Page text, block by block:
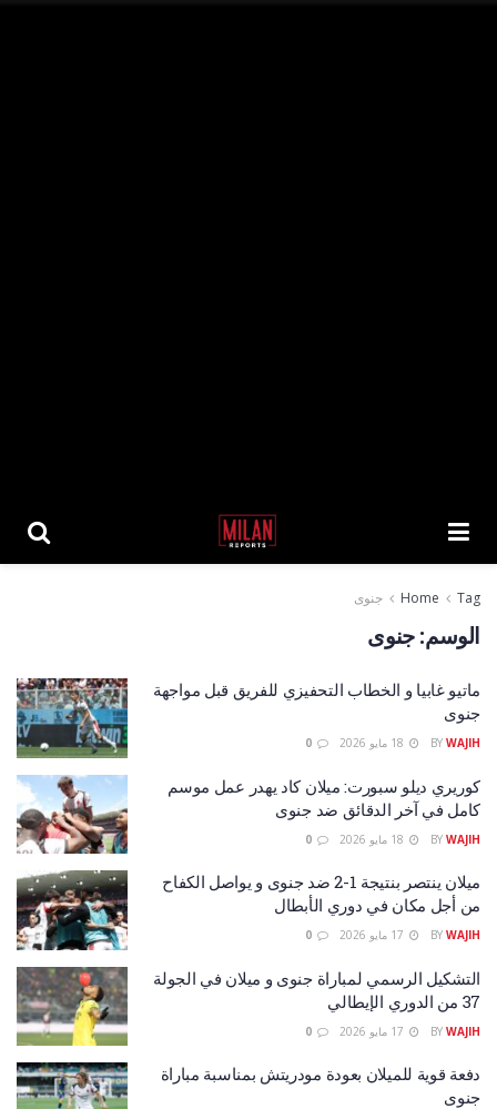
Home Tag جنوى
الوسم:جنوى
ماتيو غابيا و الخطاب التحفيزي للفريق قبل مواجهة
جنوى
BY WAJIH
كوريري ديلو سبورت: ميلان كاد يهدر عمل موسم
كامل في آخر الدقائق ضد جنوى
BY WAJIH
ميلان ينتصر بنتيجة 1-2 ضد جنوى و يواصل الكفاح
من أجل مكان في دوري الأبطال
BY WAJIH
التشكيل الرسمي لمباراة جنوى و ميلان في الجولة
37 من الدوري الإيطالي
BY WAJIH
دفعة قوية للميلان بعودة مودريتش بمناسبة مباراة
جنوى